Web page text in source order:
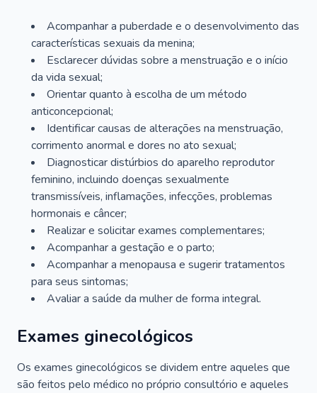
Acompanhar a puberdade e o desenvolvimento das
características sexuais da menina;
Esclarecer dúvidas sobre a menstruação e o início
da vida sexual;
Orientar quanto à escolha de um método
anticoncepcional;
Identificar causas de alterações na menstruação,
corrimento anormal e dores no ato sexual;
Diagnosticar distúrbios do aparelho reprodutor
feminino, incluindo doenças sexualmente
transmissíveis, inflamações, infecções, problemas
hormonais e câncer;
Realizar e solicitar exames complementares;
Acompanhar a gestação e o parto;
Acompanhar a menopausa e sugerir tratamentos
para seus sintomas;
Avaliar a saúde da mulher de forma integral.
Exames ginecológicos
Os exames ginecológicos se dividem entre aqueles que
são feitos pelo médico no próprio consultório e aqueles